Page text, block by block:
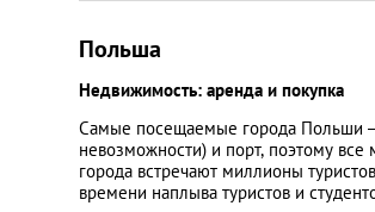
Польша
Недвижимость: аренда и покупка
Самые посещаемые города Польши
невозможности) и порт, поэтому
города встречают миллионы
времени наплыва туристов и